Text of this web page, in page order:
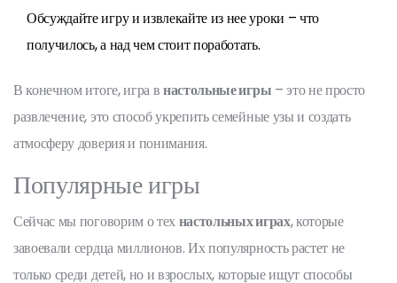
Обсуждайте игру и извлекайте из нее уроки – что
получилось, а над чем стоит поработать.
В конечном итоге, игра внастольные игры – это не просто
развлечение, это способ укрепить семейные узы и создать
атмосферу доверия и понимания.
Популярные игры
Сейчас мы поговорим о технастольных играх, которые
завоевали сердца миллионов. Их популярность растет не
только среди детей, но и взрослых, которые ищут способы